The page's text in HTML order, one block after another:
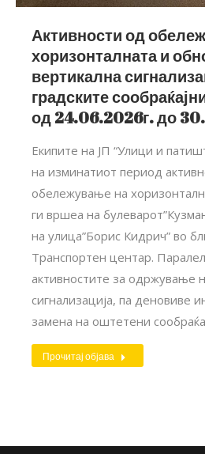
Активности од
хоризонталната и
вертикална
градските
од 24.06.2026г. до
Екипите на ЈП “Улици и
на изминатиот период
обележување на
ги вршеа на
на улица”Борис Кидрич” во
Транспортен центар.
активностите за одржување
сигнализација, па деновиве
замена на оштетени
Прочитај објава